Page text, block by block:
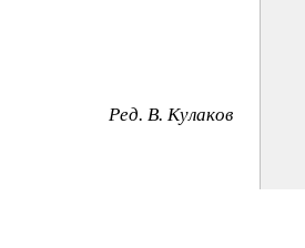
Peд. B. Kyлaкoв